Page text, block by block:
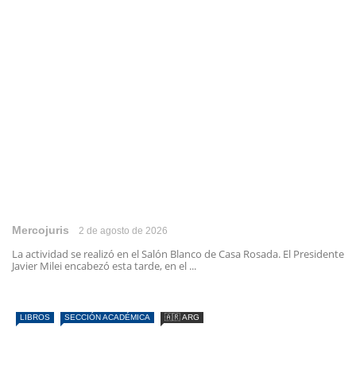
Mercojuris 2 de agosto de 2026
La actividad se realizó en el Salón Blanco de Casa Rosada. El Presidente
Javier Milei encabezó esta tarde, en el ...
LIBROS SECCIÓN ACADÉMICA 🇦🇷 ARG